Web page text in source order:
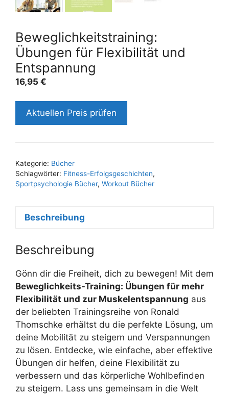
Beweglichkeitstraining:
Übungen für Flexibilität und
Entspannung
16,95 €
Aktuellen Preis prüfen
Kategorie: Bücher
Schlagwörter: Fitness-Erfolgsgeschichten,
Sportpsychologie Bücher, Workout Bücher
Beschreibung
Beschreibung
Gönn dir die Freiheit, dich zu bewegen! Mit dem
Beweglichkeits-Training: Übungen für mehr
Flexibilität und zur Muskelentspannung aus
der beliebten Trainingsreihe von Ronald
Thomschke erhältst du die perfekte Lösung, um
deine Mobilität zu steigern und Verspannungen
zu lösen. Entdecke, wie einfache, aber effektive
Übungen dir helfen, deine Flexibilität zu
verbessern und das körperliche Wohlbefinden
zu steigern. Lass uns gemeinsam in die Welt